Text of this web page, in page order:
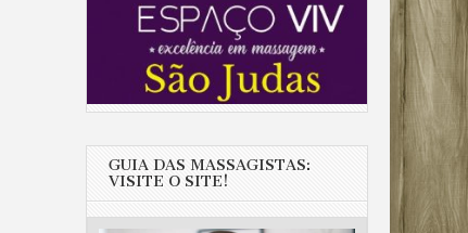
GUIA DAS MASSAGISTAS:
VISITE O SITE!